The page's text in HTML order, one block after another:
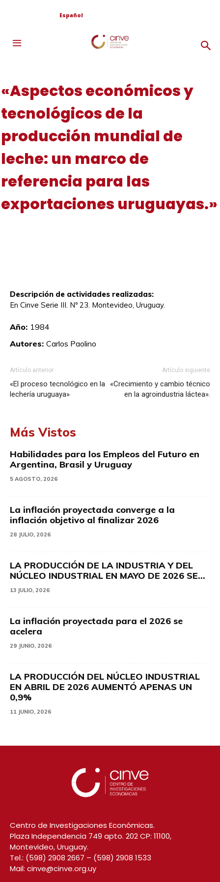
Español
«Aspectos económicos y
tecnológicos de la
producción mundial de
leche: un marco de
referencia para las
exportaciones uruguayas.»
Descripción de actividades realizadas:
En Cinve Serie III. Nº 23. Montevideo, Uruguay.
Año: 1984
Autores: Carlos Paolino
Artículo anterior
«El proceso tecnológico en la
lechería uruguaya»
Artículo siguiente
«Crecimiento y cambio técnico
en la agroindustria láctea».
Más Vistos
Habilidades para los Empleos del Futuro en
Argentina, Brasil y Uruguay
5 AGOSTO, 2026
La inflación proyectada converge a la
inflación objetivo al finalizar 2026
28 JULIO, 2026
LA PRODUCCIÓN DE LA INDUSTRIA Y DEL
NÚCLEO INDUSTRIAL EN MAYO DE 2026 SE...
13 JULIO, 2026
La inflación proyectada para el 2026 se
acelera
29 JUNIO, 2026
LA PRODUCCIÓN DEL NÚCLEO INDUSTRIAL
EN ABRIL DE 2026 AUMENTÓ APENAS UN
0,9%
11 JUNIO, 2026
Centro de Investigaciones Económicas.
Plaza Independencia 749 apto. 202 CP: 11100,
Montevideo, Uruguay.
Tel.: (598) 2908 2667 – (598) 2908 1533
Mail: cinve@cinve.org.uy